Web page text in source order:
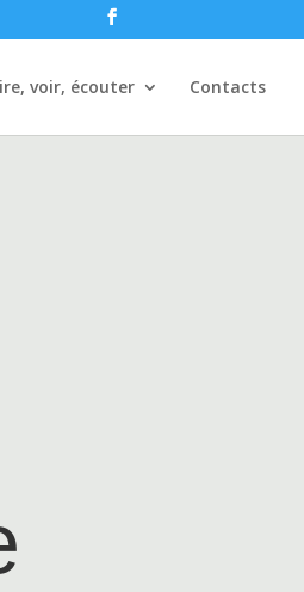
voir, écouter Contacts